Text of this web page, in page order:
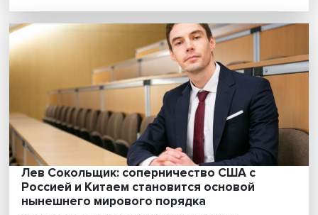
Ученые объяснили, почему Александр
Невский стал символом национальной
идентичности
В рамках подготовки ко Всемирной
конференции&nbsp;по межрелигиозному и
межэтническому диалогу ООН......